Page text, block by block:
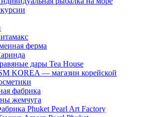
ферма
дары Tea House
KOREA — магазин корейской
фабрика
жемчуга
Phuket Pearl Art Factory